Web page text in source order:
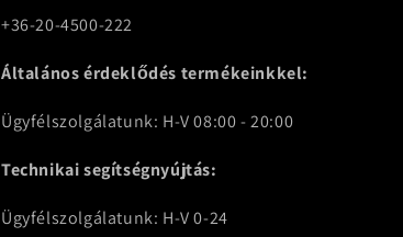
+36-20-4500-222
Általános érdeklődés termékeinkkel:
Ügyfélszolgálatunk: H-V 08:00 - 20:00
Technikai segítségnyújtás:
Ügyfélszolgálatunk: H-V 0-24